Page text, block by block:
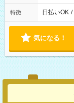
特徴 日払いOK /
気になる！